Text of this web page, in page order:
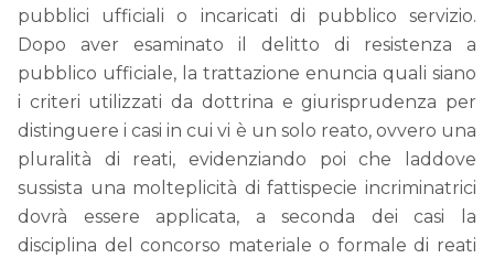
pubblici ufficiali o incaricati di pubblico servizio.
Dopo aver esaminato il delitto di resistenza a
pubblico ufficiale, la trattazione enuncia quali siano
i criteri utilizzati da dottrina e giurisprudenza per
distinguere i casi in cui vi è un solo reato, ovvero una
pluralità di reati, evidenziando poi che laddove
sussista una molteplicità di fattispecie incriminatrici
dovrà essere applicata, a seconda dei casi la
disciplina del concorso materiale o formale di reati